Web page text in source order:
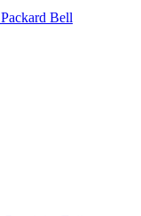
Bell